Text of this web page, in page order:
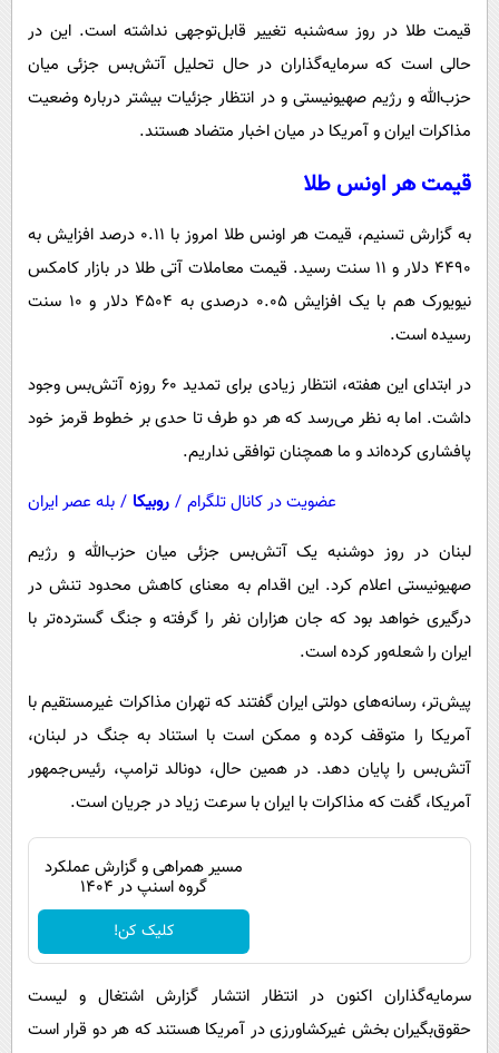
گوناگون
حوادث
بین الملل
حیات وحش
سیاست خارجی
آشپزی
دانلود
قیمت طلا در روز سه‌شنبه تغییر قابل‌توجهی نداشته است. این در
حالی است که سرمایه‌گذاران در حال تحلیل آتش‌بس جزئی میان
حزب‌الله و رژیم صهیونیستی و در انتظار جزئیات بیشتر درباره وضعیت
مذاکرات ایران و آمریکا در میان اخبار متضاد هستند.
قیمت هر اونس طلا
به گزارش تسنیم، قیمت هر اونس طلا امروز با 0.11 درصد افزایش به
4490 دلار و 11 سنت رسید. قیمت معاملات آتی طلا در بازار کامکس
نیویورک هم با یک افزایش 0.05 درصدی به 4504 دلار و 10 سنت
رسیده است.
در ابتدای این هفته، انتظار زیادی برای تمدید 60 روزه آتش‌بس وجود
داشت. اما به نظر می‌رسد که هر دو طرف تا حدی بر خطوط قرمز خود
پافشاری کرده‌اند و ما همچنان توافقی نداریم.
عضویت در کانال تلگرام / روبیکا / بله عصر ایران
لبنان در روز دوشنبه یک آتش‌بس جزئی میان حزب‌الله و رژیم
صهیونیستی اعلام کرد. این اقدام به معنای کاهش محدود تنش در
درگیری‌ خواهد بود که جان هزاران نفر را گرفته و جنگ گسترده‌تر با
ایران را شعله‌ور کرده است.
پیش‌تر، رسانه‌های دولتی ایران گفتند که تهران مذاکرات غیرمستقیم با
آمریکا را متوقف کرده و ممکن است با استناد به جنگ در لبنان،
آتش‌بس را پایان دهد. در همین حال، دونالد ترامپ، رئیس‌جمهور
آمریکا، گفت که مذاکرات با ایران با سرعت زیاد در جریان است.
مسیر همراهی و گزارش عملکرد
گروه اسنپ در ۱۴۰۴
کلیک کن!
سرمایه‌گذاران اکنون در انتظار انتشار گزارش‌ اشتغال و لیست
حقوق‌بگیران بخش غیرکشاورزی در آمریکا هستند که هر دو قرار است